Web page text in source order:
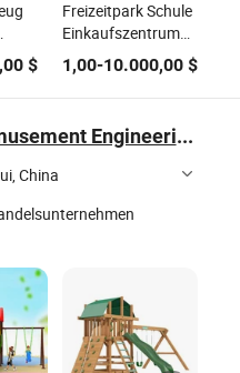
$
Freizeitpark Schule
Einkaufszentrum
Kinder Spielsets
Außenspielplatzgeräte
Kunststoffrutsche
1,00-10.000,00$
Anhui Starsky Amusement Engineering Technology Co., Ltd
China